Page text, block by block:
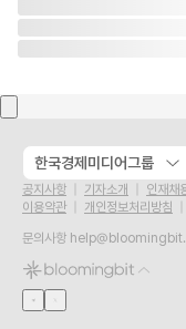
한국경제미디어그룹
공지사항 기자소개 인재채
이용약관
개인정보처리방침
문의사항